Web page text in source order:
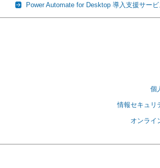
Power Automate for Desktop 導入支援サービ
個
情報セキュリ
オンライ